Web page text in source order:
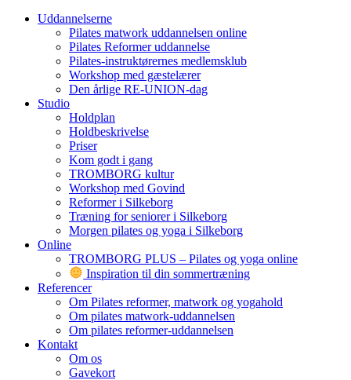
Uddannelserne
Pilates matwork uddannelsen online
Pilates Reformer uddannelse
Pilates-instruktørernes medlemsklub
Workshop med gæstelærer
Den årlige RE-UNION-dag
Studio
Holdplan
Holdbeskrivelse
Priser
Kom godt i gang
TROMBORG kultur
Workshop med Govind
Reformer i Silkeborg
Træning for seniorer i Silkeborg
Morgen pilates og yoga i Silkeborg
Online
TROMBORG PLUS – Pilates og yoga online
Inspiration til din sommertræning
Referencer
Om Pilates reformer, matwork og yogahold
Om pilates matwork-uddannelsen
Om pilates reformer-uddannelsen
Kontakt
Om os
Gavekort